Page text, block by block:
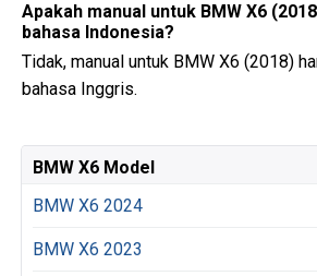
Apakah manual untuk BMW X6
bahasa Indonesia?
Tidak, manual untuk BMW X6 (2018)
bahasa Inggris.
BMW X6 Model
BMW X6 2024
BMW X6 2023